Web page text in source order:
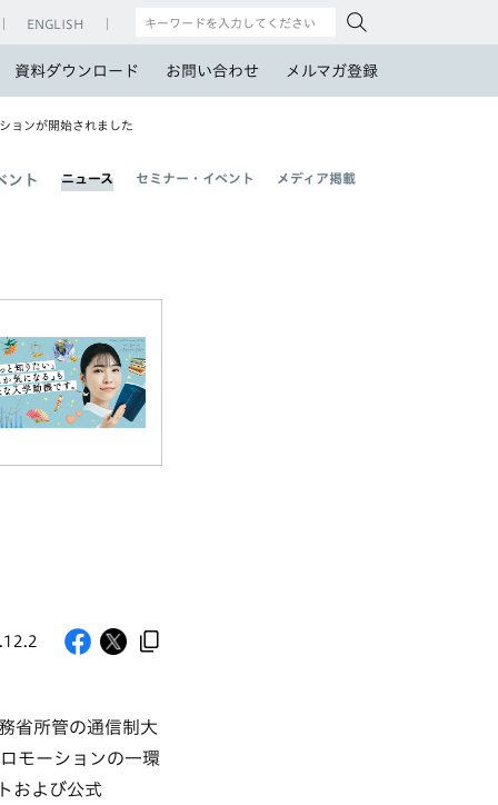
資料ダウンロード お問い合わせ メルマガ登録
ENGLISH
ョンが開始されました
ント ニュース セミナー・イベント メディア掲載
省所管の通信制大
モーションの一環
および公式